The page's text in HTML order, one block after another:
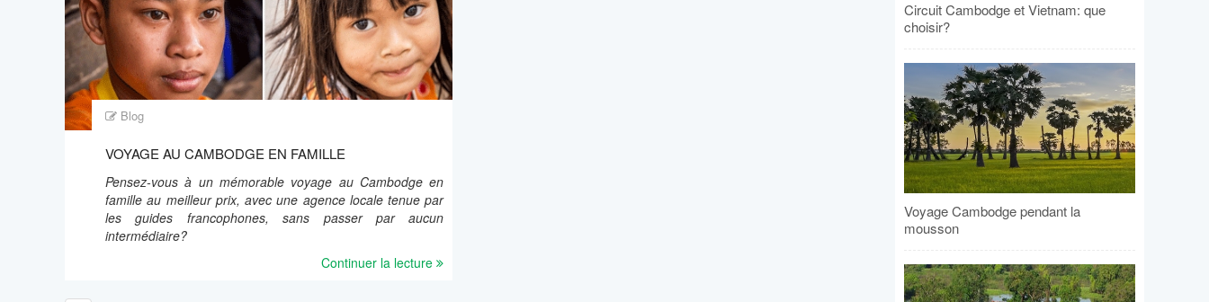
Blog
VOYAGE AU CAMBODGE EN FAMILLE
Pensez-vous à un mémorable voyage au Cambodge en
famille au meilleur prix, avec une agence locale tenue par
les guides francophones, sans passer par aucun
intermédiaire?
Continuer la lecture
Circuit Cambodge et Vietnam: que
choisir?
Voyage Cambodge pendant la
mousson